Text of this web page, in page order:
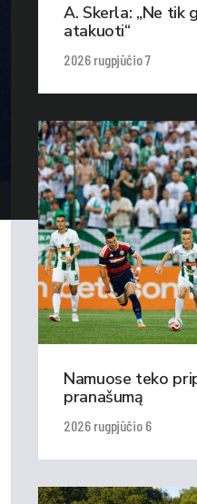
A. Skerla: „Ne tik
atakuoti“
2026 rugpjūčio 7
Namuose teko
pranašumą
2026 rugpjūčio 6